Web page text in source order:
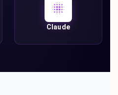
Claude